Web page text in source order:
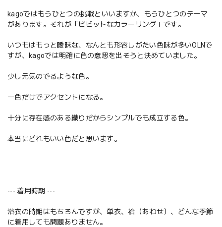
kagoではもうひとつの挑戦といいますか、もうひとつのテーマ
があります。それが「ビビットなカラーリング」です。
いつもはもっと曖昧な、なんとも形容しがたい色味が多いOLNで
すが、kagoでは明確に色の意思を出そうと決めていました。
少し元気のでるような色。
一色だけでアクセントになる。
十分に存在感のある織りだからシンプルでも成立する色。
本当にどれもいい色だと思います。
--- 着用時期 ---
浴衣の時期はもちろんですが、単衣、袷（あわせ）、どんな季節
に着用しても問題ありません。